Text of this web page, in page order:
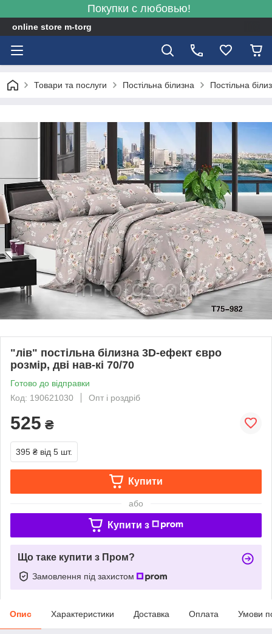
Покупки с любовью!
online store m-torg
Товари та послуги Постільна білизна Постільна
"лів" постільна білизна 3D-ефект євро
розмір, дві нав-кі 70/70
Готово до відправки
Код: 190621030
Опт і роздріб
525 ₴
395 ₴ від 5 шт.
Купити
або
Купити з
Що таке купити з Пром?
Замовлення під захистом
Опис Характеристики Доставка Оплата Умови